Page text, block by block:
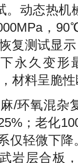
。动态热
，
复测试显
永久变形
材料呈脆
/环氧混杂
；老化
仅轻微下
岩层合板